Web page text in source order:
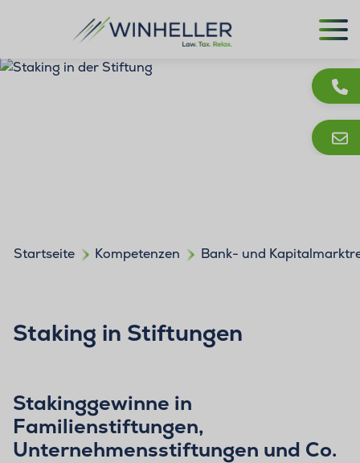
Startseite Kompetenzen Bank- und
Staking in Stiftungen
Stakinggewinne in
Familienstiftungen,
Unternehmensstiftungen und Co.